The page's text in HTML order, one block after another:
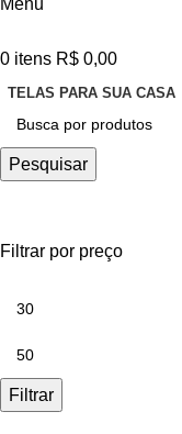
Menu
0 itens R$ 0,00
TELAS PARA SUA CASA
Pesquisar
Filtrar por preço
Filtrar